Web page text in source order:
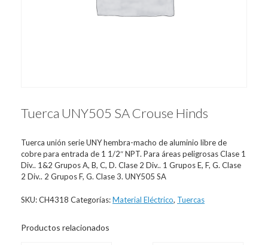
Tuerca UNY505 SA Crouse Hinds
Tuerca unión serie UNY hembra-macho de aluminio libre de
cobre para entrada de 1 1/2″ NPT. Para áreas peligrosas Clase 1
Div.. 1&2 Grupos A, B, C, D. Clase 2 Div.. 1 Grupos E, F, G. Clase
2 Div.. 2 Grupos F, G. Clase 3. UNY505 SA
SKU:CH4318 Categorías:Material Eléctrico, Tuercas
Productos relacionados